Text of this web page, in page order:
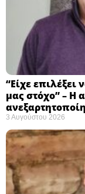
“Είχε
μας στόχο” –
3 Αυγούστου 2026